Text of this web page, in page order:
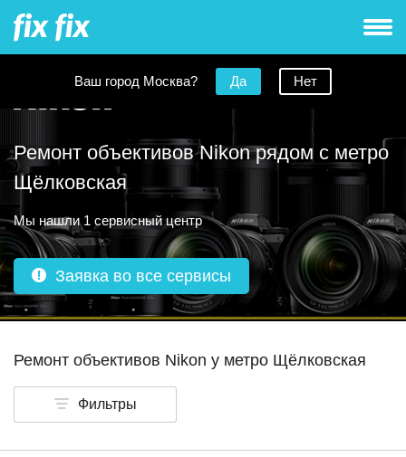
Ваш город Москва? Да Нет
Ремонт объективов Nikon рядом с метро
Щёлковская
Мы нашли 1 сервисный центр
Заявка во все сервисы
Ремонт объективов Nikon у метро Щёлковская
Фильтры